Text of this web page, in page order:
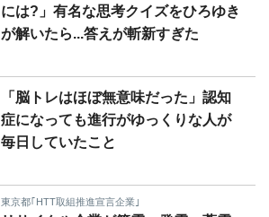
には?」有名な思考クイズをひろゆき
が解いたら...答えが斬新すぎた
「脳トレはほぼ無意味だった」認知
症になっても進行がゆっくりな人が
毎日していたこと
東京都｢HTT取組推進宣言企業｣